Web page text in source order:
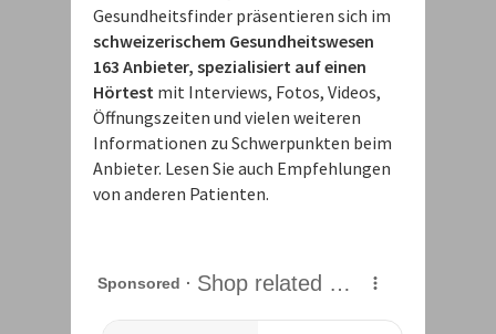
Gesundheitsfinder präsentieren sich im
schweizerischem Gesundheitswesen
163 Anbieter, spezialisiert auf einen
Hörtest mit Interviews, Fotos, Videos,
Öffnungszeiten und vielen weiteren
Informationen zu Schwerpunkten beim
Anbieter. Lesen Sie auch Empfehlungen
von anderen Patienten.